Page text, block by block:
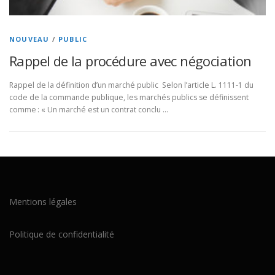
NOUVEAU / PUBLIC
Rappel de la procédure avec négociation
Rappel de la définition d’un marché public Selon l’article L. 1111-1 du
code de la commande publique, les marchés publics se définissent
comme : « Un marché est un contrat conclu …
Mentions légales
Politique de confidentialité